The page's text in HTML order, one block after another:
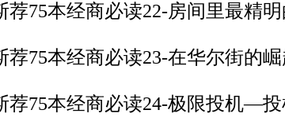
荐75本经商必读22-房间里最精明
荐75本经商必读23-在华尔街的崛
荐75本经商必读24-极限投机—